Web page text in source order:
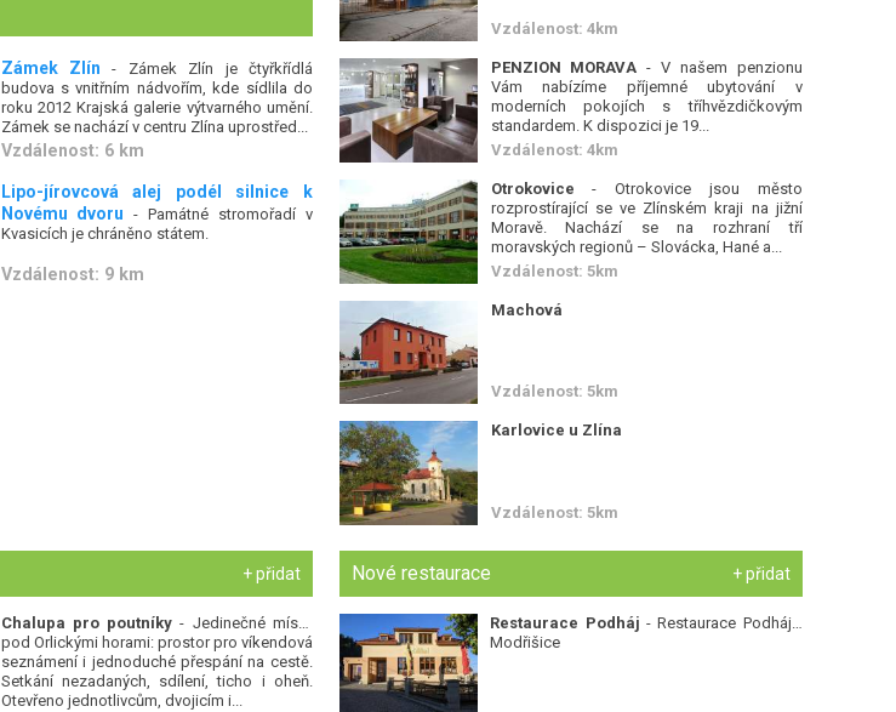
Zámek Zlín - Zámek Zlín je čtyřkřídlá
budova s vnitřním nádvořím, kde sídlila do
roku 2012 Krajská galerie výtvarného umění.
Zámek se nachází v centru Zlína uprostřed...
Vzdálenost: 6 km
Lipo-jírovcová alej podél silnice k
Novému dvoru - Památné stromořadí v
Kvasicích je chráněno státem.
Vzdálenost: 9 km
Vzdálenost: 4km
PENZION MORAVA - V našem penzionu
Vám nabízíme příjemné ubytování v
moderních pokojích s tříhvězdičkovým
standardem. K dispozici je 19...
Vzdálenost: 4km
Otrokovice - Otrokovice jsou město
rozprostírající se ve Zlínském kraji na jižní
Moravě. Nachází se na rozhraní tří
moravských regionů – Slovácka, Hané a...
Vzdálenost: 5km
Machová
Vzdálenost: 5km
Karlovice u Zlína
Vzdálenost: 5km
+ přidat
Chalupa pro poutníky - Jedinečné místo
pod Orlickými horami: prostor pro víkendová
seznámení i jednoduché přespání na cestě.
Setkání nezadaných, sdílení, ticho i oheň.
Otevřeno jednotlivcům, dvojicím i...
Nové restaurace + přidat
Restaurace Podháj - Restaurace Podháj -
Modřišice